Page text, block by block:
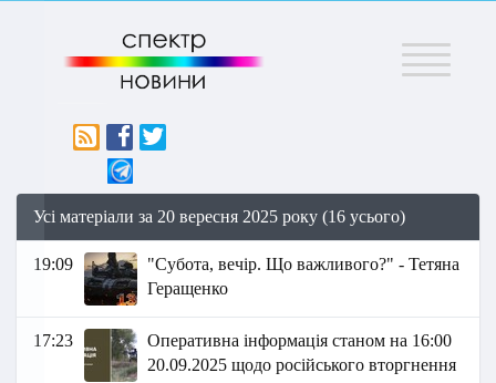
Меню
Усі матеріали за 20 вересня 2025 року (16 усього)
19:09
"Субота, вечір. Що важливого?" - Тетяна
Геращенко
17:23
Оперативна інформація станом на 16:00
20.09.2025 щодо російського вторгнення